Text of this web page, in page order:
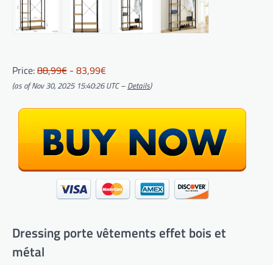
Price:88,99€ - 83,99€
(as of Nov 30, 2025 15:40:26 UTC – Details)
Dressing porte vêtements effet bois et
métal